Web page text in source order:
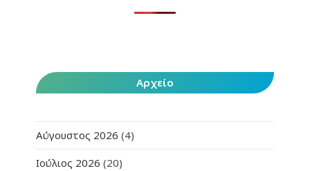
Αρχείο
Αύγουστος 2026 (4)
Ιούλιος 2026 (20)